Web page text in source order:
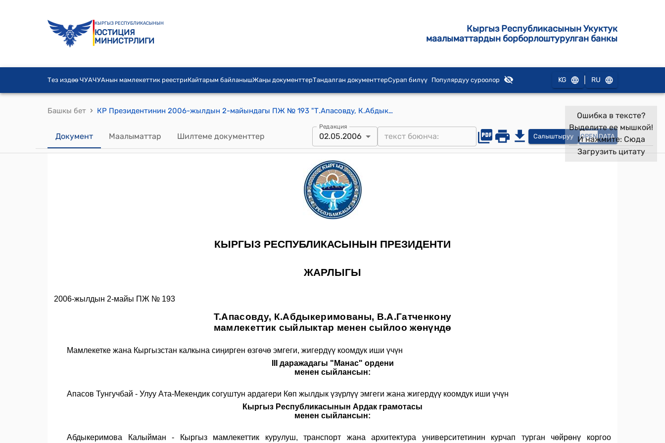
КЫРГЫЗ РЕСПУБЛИКАСЫНЫН
ЮСТИЦИЯ
МИНИСТРЛИГИ
Кыргыз Республикасынын Укуктук
маалыматтардын борборлоштурулган банкы
Тез издөө ЧУАЧУАнын мамлекеттик реестриКайтарым байланышЖаңы документтерТандалган документтерСурап билүү Популярдуу суроолор KG RU
Башкы бет › КР Президентинин 2006-жылдын 2-майындагы ПЖ № 193 "Т.Апасовду, К.Абдыкеримованы, В.А.Гатченкону мамлекеттик сыйлыктар менен сыйлоо жөнүндө" Жарлыгы
Документ Маалыматтар Шилтеме документтер
Редакция
02.05.2006 Салыштыруу OPEN DATA
Ошибка в тексте?
Выделите ее мышкой!
И нажмите: Сюда
Загрузить цитату